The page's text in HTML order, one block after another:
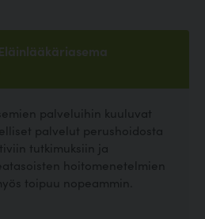
palveluihin kuuluvat
palvelut perushoidosta
tutkimuksiin ja
hoitomenetelmien
toipuu nopeammin.